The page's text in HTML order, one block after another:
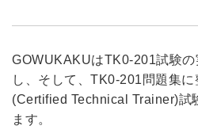
GOWUKAKUはTK0-201試験
し、そして、TK0-201問題集
(Certified Technical Trainer)試
ます。